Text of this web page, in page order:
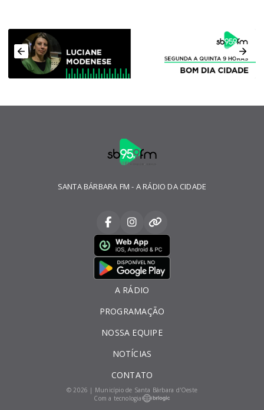
SANTA BÁRBARA FM - A RÁDIO DA CIDADE
A RÁDIO
PROGRAMAÇÃO
NOSSA EQUIPE
NOTÍCIAS
CONTATO
© 2026 | Município de Santa Bárbara d'Oeste
Com a tecnologia